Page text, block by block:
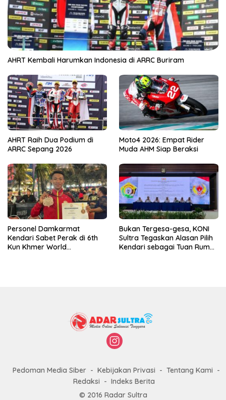
AHRT Kembali Harumkan Indonesia di ARRC Buriram
AHRT Raih Dua Podium di
ARRC Sepang 2026
Moto4 2026: Empat Rider
Muda AHM Siap Beraksi
Personel Damkarmat
Kendari Sabet Perak di 6th
Kun Khmer World
Bukan Tergesa-gesa, KONI
Sultra Tegaskan Alasan Pilih
Kendari sebagai Tuan Rumah
Pedoman Media Siber Kebijakan Privasi
Tentang Kami
Redaksi
Indeks Berita
© 2016 Radar Sultra